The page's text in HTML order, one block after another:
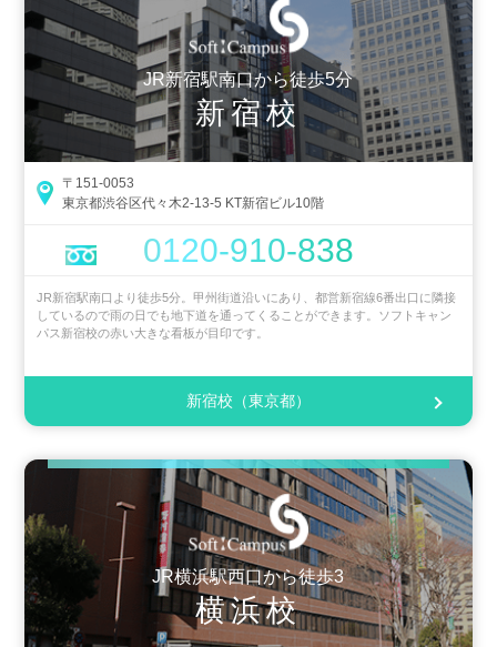
JR新宿駅南口から徒歩5分
新宿校
〒151-0053
東京都渋谷区代々木2-13-5 KT新宿ビル10階
0120-910-838
JR新宿駅南口より徒歩5分。甲州街道沿いにあり、都営新宿線6番出口に隣接
しているので雨の日でも地下道を通ってくることができます。ソフトキャン
パス新宿校の赤い大きな看板が目印です。
新宿校（東京都）
JR横浜駅西口から徒歩3
横浜校